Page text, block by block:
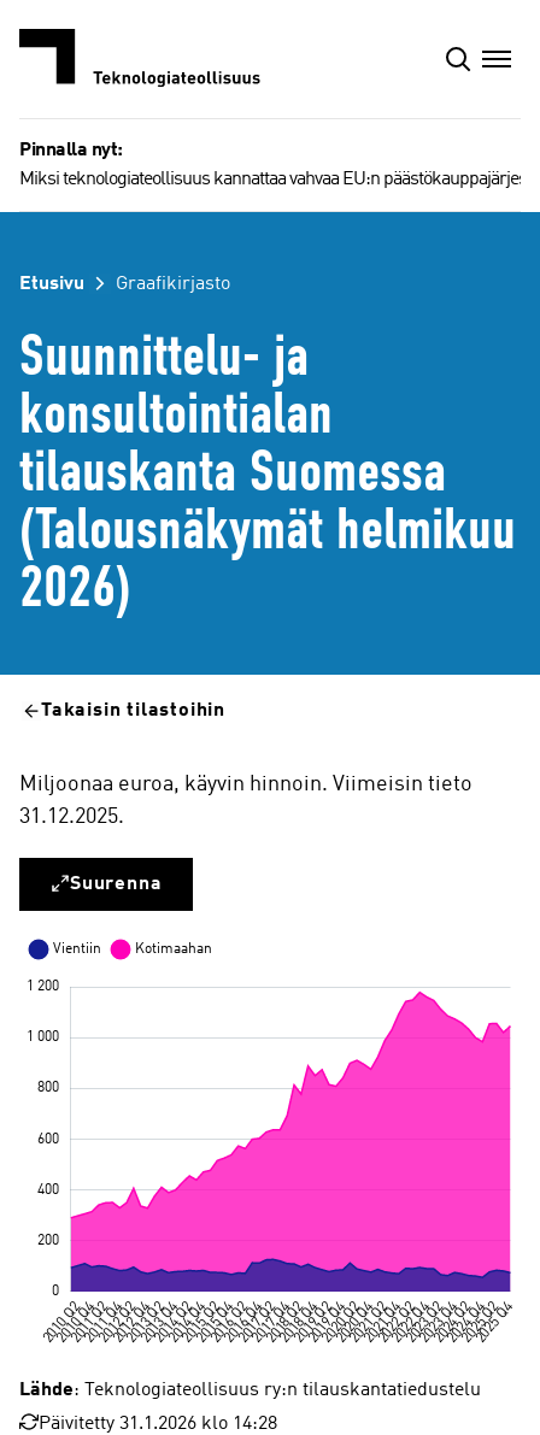
Pinnalla nyt:
Miksi teknologiateollisuus kannattaa vahvaa EU:n
Etusivu Graafikirjasto
Suunnittelu- ja
konsultointialan
tilauskanta Suomessa
(Talousnäkymät helmikuu
2026)
Takaisin tilastoihin
Miljoonaa euroa, käyvin hinnoin. Viimeisin tieto
31.12.2025.
Suurenna
Lähde: Teknologiateollisuus ry:n tilauskantatiedustelu
Päivitetty 31.1.2026 klo 14:28